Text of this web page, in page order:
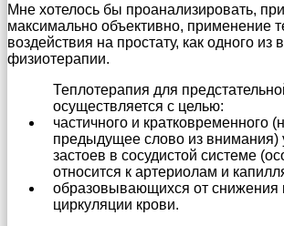
Мне хотелось бы проанализировать,
максимально объективно, применение
воздействия на простату, как одного из
физиотерапии.
Теплотерапия для
осуществляется с целью:
частичного и кратковременного
предыдущее слово из внимания)
застоев в сосудистой системе
относится к артериолам и
образовывающихся от снижения
циркуляции крови.